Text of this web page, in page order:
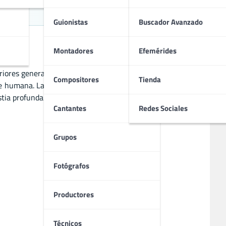
Guionistas
Montadores
Compositores
Cantantes
Grupos
Fotógrafos
Productores
Técnicos
Buscador Avanzado
Efemérides
Tienda
Redes Sociales
genera miedo existencial. Inspirado en autores como
La atmósfera opresiva, la locura progresiva y la
profunda ante el caos del universo. Es una experiencia